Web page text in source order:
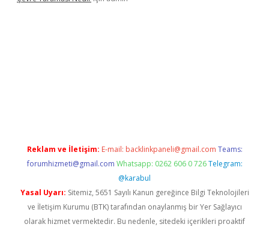
Reklam ve İletişim: E-mail: backlinkpaneli@gmail.com Teams:
forumhizmeti@gmail.com Whatsapp: 0262 606 0 726 Telegram:
@karabul
Yasal Uyarı: Sitemiz, 5651 Sayılı Kanun gereğince Bilgi Teknolojileri
ve İletişim Kurumu (BTK) tarafından onaylanmış bir Yer Sağlayıcı
olarak hizmet vermektedir. Bu nedenle, sitedeki içerikleri proaktif